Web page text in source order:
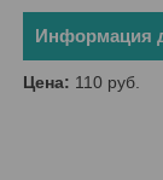
Информация
Цена: 110 руб.